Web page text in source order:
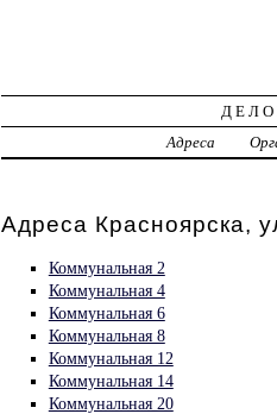
Адреса
Адреса Красноярска,
Коммунальная 2
Коммунальная 4
Коммунальная 6
Коммунальная 8
Коммунальная 12
Коммунальная 14
Коммунальная 20